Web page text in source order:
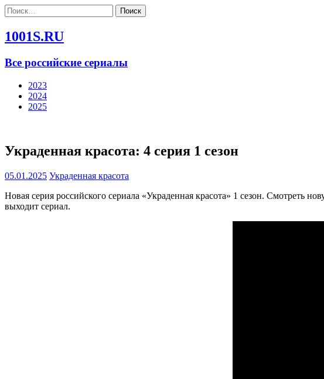
Найти:
1001S.RU
Все российские сериалы
2023
2024
2025
Украденная красота: 4 серия 1 сезон
05.01.2025 Украденная красота
Новая серия российского сериала «Украденная красота» 1 сезон. Смотреть
выходит сериал.